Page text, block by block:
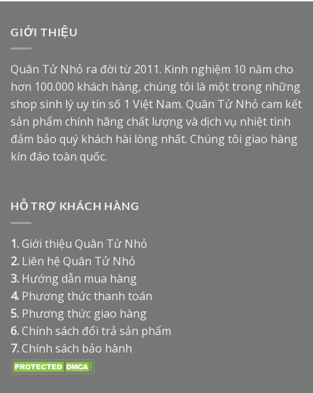
GIỚI THIỆU
Quân Tử Nhỏ ra đời từ 2011. Kinh nghiệm 10 năm cho
hơn 100.000 khách hàng, chúng tôi là một trong những
shop sinh lý uy tín số 1 Việt Nam. Quân Tử Nhỏ cam kết
sản phẩm chính hãng chất lượng và dịch vụ nhiệt tình
đảm bảo quý khách hài lòng nhất. Chúng tôi giao hàng
kín đáo toàn quốc.
HỖ TRỢ KHÁCH HÀNG
1.Giới thiệu Quân Tử Nhỏ
2. Liên hệ Quân Tử Nhỏ
3. Hướng dẫn mua hàng
4. Phương thức thanh toán
5. Phương thức giao hàng
6.Chính sách đổi trả sản phẩm
7.Chính sách bảo hành